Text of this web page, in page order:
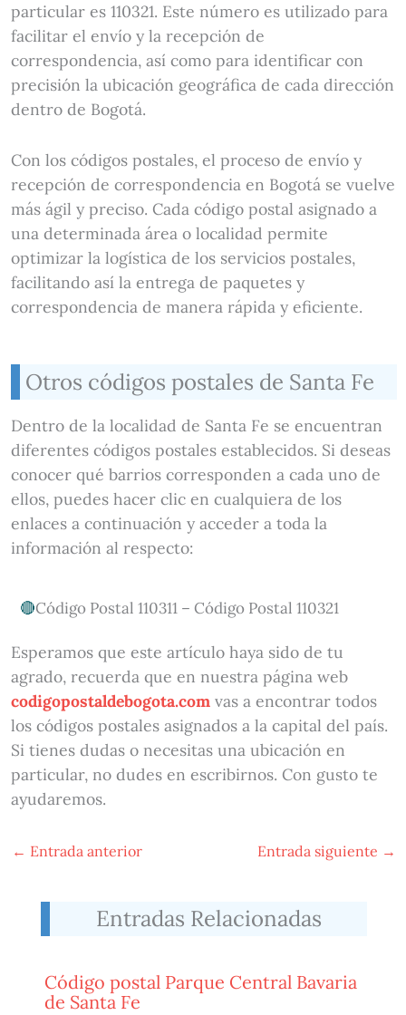
particular es 110321. Este número es utilizado para
facilitar el envío y la recepción de
correspondencia, así como para identificar con
precisión la ubicación geográfica de cada dirección
dentro de Bogotá.
Con los códigos postales, el proceso de envío y
recepción de correspondencia en Bogotá se vuelve
más ágil y preciso. Cada código postal asignado a
una determinada área o localidad permite
optimizar la logística de los servicios postales,
facilitando así la entrega de paquetes y
correspondencia de manera rápida y eficiente.
Otros códigos postales de Santa Fe
Dentro de la localidad de Santa Fe se encuentran
diferentes códigos postales establecidos. Si deseas
conocer qué barrios corresponden a cada uno de
ellos, puedes hacer clic en cualquiera de los
enlaces a continuación y acceder a toda la
información al respecto:
Código Postal 110311 – Código Postal 110321
Esperamos que este artículo haya sido de tu
agrado, recuerda que en nuestra página web
codigopostaldebogota.comvas a encontrar todos
los códigos postales asignados a la capital del país.
Si tienes dudas o necesitas una ubicación en
particular, no dudes en escribirnos. Con gusto te
ayudaremos.
← Entrada anterior Entrada siguiente →
Entradas Relacionadas
Código postal Parque Central Bavaria
de Santa Fe